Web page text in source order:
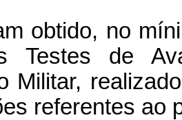
obtido, no
Testes de
Militar,
referentes ao